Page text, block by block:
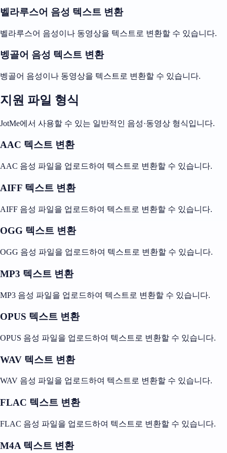
벨라루스어 음성 텍스트 변환
벨라루스어 음성이나 동영상을 텍스트로 변환할 수 있습니다.
벵골어 음성 텍스트 변환
벵골어 음성이나 동영상을 텍스트로 변환할 수 있습니다.
지원 파일 형식
JotMe에서 사용할 수 있는 일반적인 음성·동영상 형식입니다.
AAC 텍스트 변환
AAC 음성 파일을 업로드하여 텍스트로 변환할 수 있습니다.
AIFF 텍스트 변환
AIFF 음성 파일을 업로드하여 텍스트로 변환할 수 있습니다.
OGG 텍스트 변환
OGG 음성 파일을 업로드하여 텍스트로 변환할 수 있습니다.
MP3 텍스트 변환
MP3 음성 파일을 업로드하여 텍스트로 변환할 수 있습니다.
OPUS 텍스트 변환
OPUS 음성 파일을 업로드하여 텍스트로 변환할 수 있습니다.
WAV 텍스트 변환
WAV 음성 파일을 업로드하여 텍스트로 변환할 수 있습니다.
FLAC 텍스트 변환
FLAC 음성 파일을 업로드하여 텍스트로 변환할 수 있습니다.
M4A 텍스트 변환